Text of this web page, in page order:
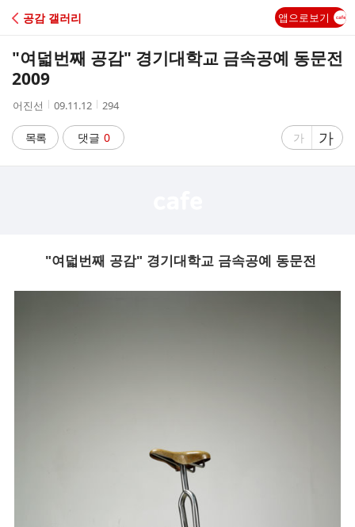
C
A
공감 갤러리 앱으로보기
"여덟번째 공감" 경기대학교 금속공예 동문전
2009
작
자
어진선
작
시
간
09.11.12
조
수
294
목록 댓글 0
글
게
가
글
자
가
"여덟번째 공감" 경기대학교 금속공예 동문전